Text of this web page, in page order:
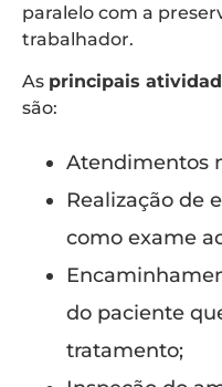
paralelo com a
trabalhador.
As principais
são:
Atendimentos
Realização de
como exame
do paciente
tratamento;